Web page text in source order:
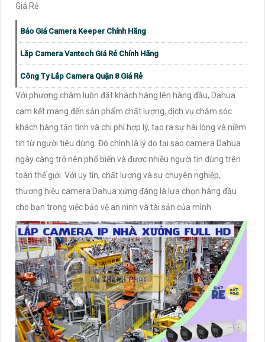
Giá Rẻ
Báo Giá Camera Keeper Chính Hãng
Lắp Camera Vantech Giá Rẻ Chính Hãng
Công Ty Lắp Camera Quận 8 Giá Rẻ
Với phương châm luôn đặt khách hàng lên hàng đầu, Dahua
cam kết mang đến sản phẩm chất lượng, dịch vụ chăm sóc
khách hàng tận tình và chi phí hợp lý, tạo ra sự hài lòng và niềm
tin từ người tiêu dùng. Đó chính là lý do tại sao camera Dahua
ngày càng trở nên phổ biến và được nhiều người tin dùng trên
toàn thế giới. Với uy tín, chất lượng và sự chuyên nghiệp,
thương hiệu camera Dahua xứng đáng là lựa chọn hàng đầu
cho bạn trong việc bảo vệ an ninh và tài sản của mình.